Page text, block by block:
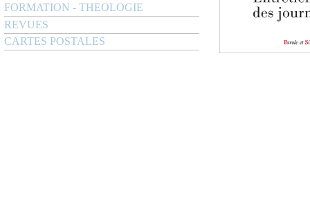
FORMATION - THEOLOGIE
REVUES
CARTES POSTALES